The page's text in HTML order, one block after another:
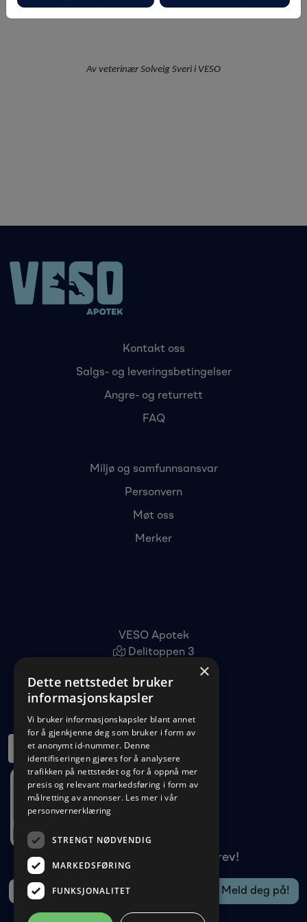
Av veterinær Solveig Sveri i VESO
Meld deg på vårt nyhetsbrev!
Kontakt oss
Salgs- og leveringsbetingelser
Angre- og returrett
FAQ
Miljø og samfunnsansvar
Personvern
Møt oss
Merker
VESO Apotek
Delitoppen 3
22 96 11 00
kundeservice@veso.no
×
Dette nettstedet bruker
informasjonskapsler
Vi bruker informasjonskapsler blant annet
for å gjenkjenne deg som bruker i form av
et anonymt id-nummer. Denne
identifiseringen gjøres for å analysere
trafikken på nettstedet og for å oppnå mer
presis og relevant markedsføring i form av
målretting av annonser. Les mer i vår
personvernerklæring
STRENGT NØDVENDIG
MARKEDSFØRING
FUNKSJONALITET